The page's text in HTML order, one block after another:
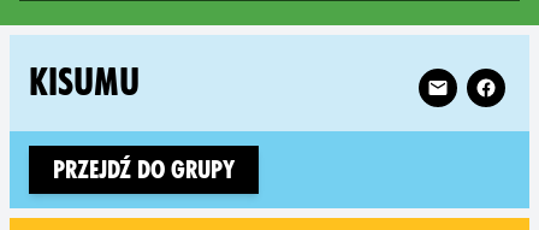
3 groups in Kenya
KISUMU Follow XR
Przejdź do grupy